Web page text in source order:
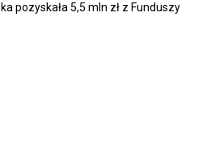
pozyskała 5,5 mln zł z Funduszy